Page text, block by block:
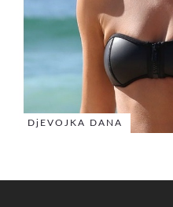
DjEVOJKA DANA